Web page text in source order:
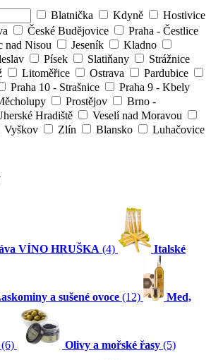
Blatnička Kdyně
Hostivice
České Budějovice
Praha - Čestlice
nad Nisou Jeseník
Kladno
Písek Slatiňany
Strážnice
Litoměřice Ostrava
Pardubice
Praha 10 - Strašnice
Praha 9 - Kbely
Prostějov
Brno -
Hradiště
Veselí nad Moravou
Vyškov Zlín Blansko Luhačovice
VÍNO HRUŠKA (4) Italské
a sušené ovoce (12) Med,
(6) Olivy a mořské řasy (5)